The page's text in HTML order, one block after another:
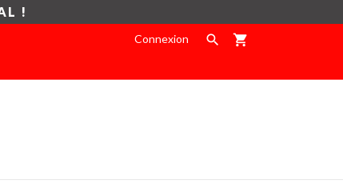
!
Connexion  shopping_cart